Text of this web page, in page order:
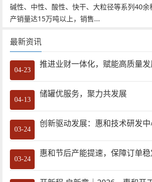
碱性、中性、酸性、快干、大粒径等系列40
产销量达15万吨以上，销售...
最新资讯
04-23
推进业财一体化，赋能高质量
04-13
储罐优服务，聚力共发展
03-24
03-24
惠和节后产能提速，保障订单